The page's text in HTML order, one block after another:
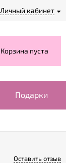
Личный кабинет
Корзина пуста
Подарки
Оставить отзыв